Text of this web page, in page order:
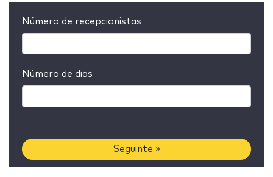
Número de recepcionistas
Número de dias
Seguinte »